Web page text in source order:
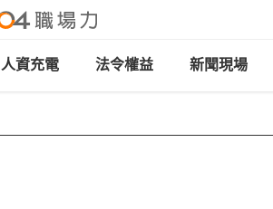
人資充電 法令權益 新聞現場